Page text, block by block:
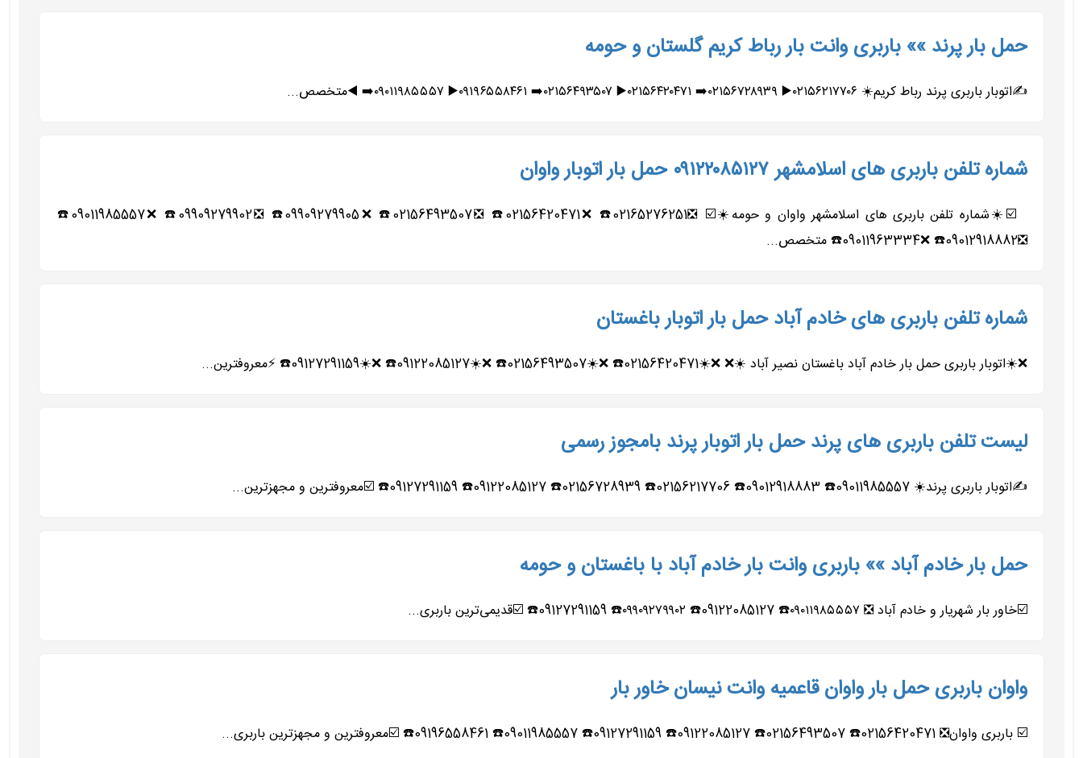
حمل بار پرند »» باربری وانت بار رباط کریم گلستان و حومه
✍️اتوبار باربری پرند رباط کریم☀️ ۰۲۱۵۶۲۱۷۷۰۶▶️ ۰۲۱۵۶۷۲۸۹۳۹➡️ ۰۲۱۵۶۴۲۰۴۷۱▶️ ۰۲۱۵۶۴۹۳۵۰۷➡️ ۰۹۱۹۶۵۵۸۴۶۱▶️ ۰۹۰۱۱۹۸۵۵۵۷➡️ ◀️متخصص...
شماره تلفن باربری های اسلامشهر ۰۹۱۲۲۰۸۵۱۲۷ حمل بار اتوبار واوان
☑️☀️شماره تلفن باربری های اسلامشهر واوان و حومه☀️☑️ ❎02165276251☎️ ❌02156420471☎️ ❎02156493507☎️ ❌09909279905☎️ ❎09909279902☎️ ❌09011985557☎️
❎09012918882☎️ ❌09011963334☎️ متخصص...
شماره تلفن باربری های خادم آباد حمل بار اتوبار باغستان
❌☀️اتوبار باربری حمل بار خادم آباد باغستان نصیر آباد ☀️❌ ❌☀️02156420471☎️ ❌☀️02156493507☎️ ❌☀️09122085127☎️ ❌☀️09127291159☎️ ⚡معروفترین...
لیست تلفن باربری های پرند حمل بار اتوبار پرند بامجوز رسمی
✍️اتوبار باربری پرند☀️ 09011985557☎️ 09012918883☎️ 02156217706☎️ 02156728939☎️ 09122085127☎️ 09127291159☎️ ☑️معروفترین و مجهزترین...
حمل بار خادم آباد »» باربری وانت بار خادم آباد با باغستان و حومه
☑️خاور بار شهریار و خادم آباد ❎ ۰۹۰۱۱۹۸۵۵۵۷☎️ 09122085127☎️ ۰۹۹۰۹۲۷۹۹۰۲☎️ 09127291159☎️ ☑️قدیمی‌ترین باربری...
واوان باربری حمل بار واوان قاعمیه وانت نیسان خاور بار
☑️ باربری واوان❎ 02156420471☎️ 02156493507☎️ 09122085127☎️ 09127291159☎️ 09011985557☎️ 09196558461☎️ ☑️معروفترین و مجهزترین باربری...